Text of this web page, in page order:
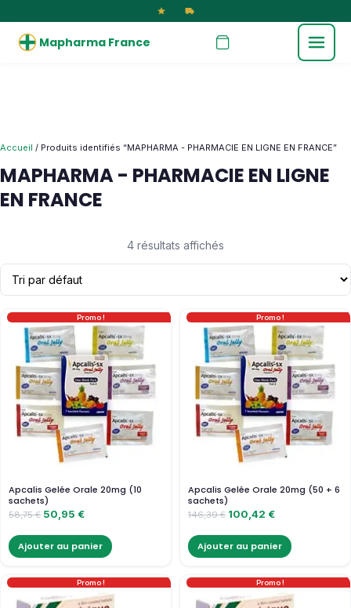
Mapharma France
Accueil / Produits identifiés “MAPHARMA - PHARMACIE EN LIGNE EN FRANCE”
MAPHARMA - PHARMACIE EN LIGNE
EN FRANCE
4 résultats affichés
Promo !
Apcalis Gelée Orale 20mg (10
sachets)
58,75€ 50,95 €
Ajouter au panier
Promo !
Apcalis Gelée Orale 20mg (50 + 6
sachets)
146,39€ 100,42 €
Ajouter au panier
Promo ! Promo !